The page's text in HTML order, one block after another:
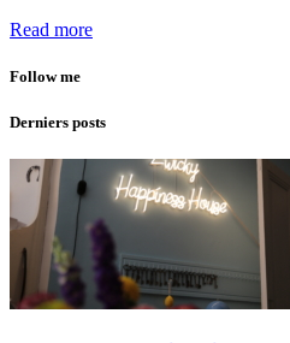
Read more
Follow me
Derniers posts